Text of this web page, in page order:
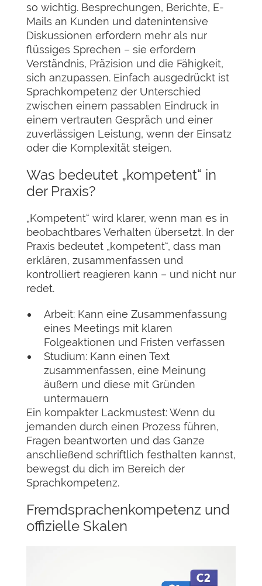
so wichtig. Besprechungen, Berichte, E-
Mails an Kunden und datenintensive
Diskussionen erfordern mehr als nur
flüssiges Sprechen – sie erfordern
Verständnis, Präzision und die Fähigkeit,
sich anzupassen. Einfach ausgedrückt ist
Sprachkompetenz der Unterschied
zwischen einem passablen Eindruck in
einem vertrauten Gespräch und einer
zuverlässigen Leistung, wenn der Einsatz
oder die Komplexität steigen.
Was bedeutet „kompetent“ in
der Praxis?
„Kompetent“ wird klarer, wenn man es in
beobachtbares Verhalten übersetzt. In der
Praxis bedeutet „kompetent“, dass man
erklären, zusammenfassen und
kontrolliert reagieren kann – und nicht nur
redet.
Arbeit: Kann eine Zusammenfassung
eines Meetings mit klaren
Folgeaktionen und Fristen verfassen
Studium: Kann einen Text
zusammenfassen, eine Meinung
äußern und diese mit Gründen
untermauern
Ein kompakter Lackmustest: Wenn du
jemanden durch einen Prozess führen,
Fragen beantworten und das Ganze
anschließend schriftlich festhalten kannst,
bewegst du dich im Bereich der
Sprachkompetenz.
Fremdsprachenkompetenz und
offizielle Skalen